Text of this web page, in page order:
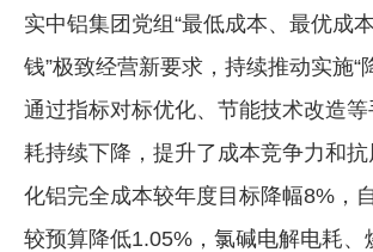
实中铝集团党组“最低成本、最优成
钱”极致经营新要求，持续推动实施“
通过指标对标优化、节能技术改造
耗持续下降，提升了成本竞争力和
化铝完全成本较年度目标降幅8%，
较预算降低1.05%，氯碱电解电耗、